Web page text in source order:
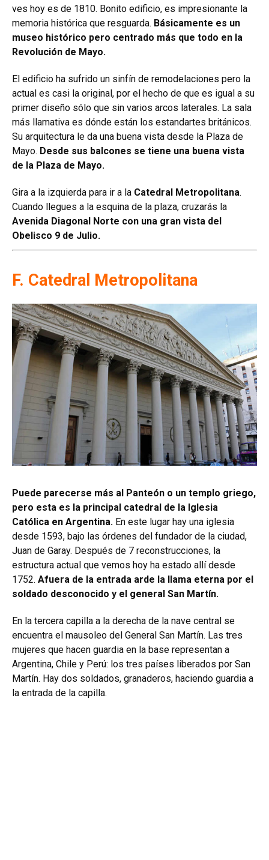
ves hoy es de 1810. Bonito edificio, es impresionante la
memoria histórica que resguarda. Básicamente es un
museo histórico pero centrado más que todo en la
Revolución de Mayo.
El edificio ha sufrido un sinfín de remodelaciones pero la
actual es casi la original, por el hecho de que es igual a su
primer diseño sólo que sin varios arcos laterales. La sala
más llamativa es dónde están los estandartes británicos.
Su arquitectura le da una buena vista desde la Plaza de
Mayo. Desde sus balcones se tiene una buena vista
de la Plaza de Mayo.
Gira a la izquierda para ir a la Catedral Metropolitana.
Cuando llegues a la esquina de la plaza, cruzarás la
Avenida Diagonal Norte con una gran vista del
Obelisco 9 de Julio.
F. Catedral Metropolitana
Puede parecerse más al Panteón o un templo griego,
pero esta es la principal catedral de la Iglesia
Católica en Argentina. En este lugar hay una iglesia
desde 1593, bajo las órdenes del fundador de la ciudad,
Juan de Garay. Después de 7 reconstrucciones, la
estructura actual que vemos hoy ha estado allí desde
1752. Afuera de la entrada arde la llama eterna por el
soldado desconocido y el general San Martín.
En la tercera capilla a la derecha de la nave central se
encuentra el mausoleo del General San Martín. Las tres
mujeres que hacen guardia en la base representan a
Argentina, Chile y Perú: los tres países liberados por San
Martín. Hay dos soldados, granaderos, haciendo guardia a
la entrada de la capilla.